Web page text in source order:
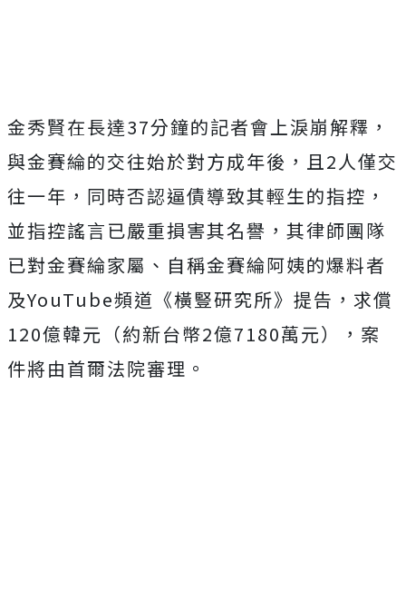
金秀賢在長達37分鐘的記者會上淚崩解釋，
與金賽綸的交往始於對方成年後，且2人僅交
往一年，同時否認逼債導致其輕生的指控，
並指控謠言已嚴重損害其名譽，其律師團隊
已對金賽綸家屬、自稱金賽綸阿姨的爆料者
及YouTube頻道《橫豎研究所》提告，求償
120億韓元（約新台幣2億7180萬元），案
件將由首爾法院審理。